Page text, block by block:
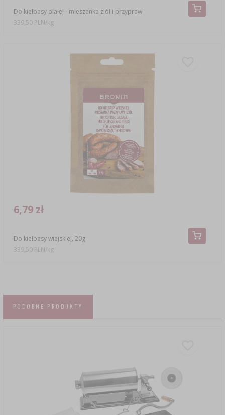
Do kiełbasy białej - mieszanka ziół i przypraw
339,50 PLN/kg
Do kiełbasy wiejskiej, 20g
6,79 zł
339,50 PLN/kg
PODOBNE PRODUKTY